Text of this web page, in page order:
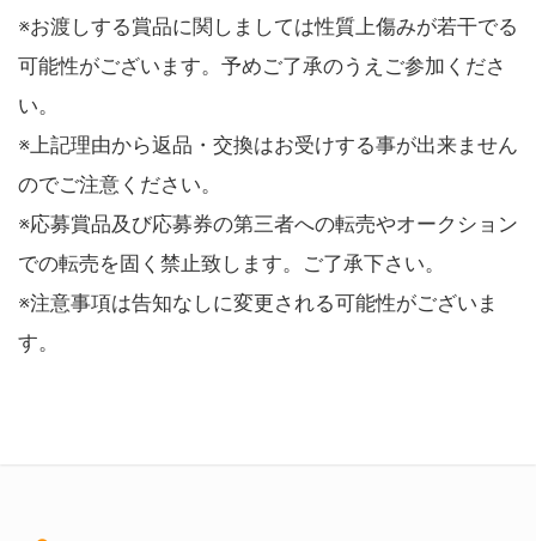
※お渡しする賞品に関しましては性質上傷みが若干でる
可能性がございます。予めご了承のうえご参加くださ
い。
※上記理由から返品・交換はお受けする事が出来ません
のでご注意ください。
※応募賞品及び応募券の第三者への転売やオークション
での転売を固く禁止致します。ご了承下さい。
※注意事項は告知なしに変更される可能性がございま
す。